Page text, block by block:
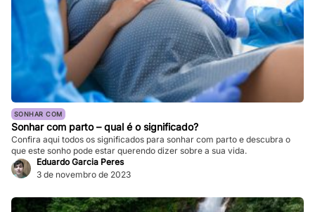
SONHAR COM
Sonhar com parto – qual é o significado?
Confira aqui todos os significados para sonhar com parto e descubra o
que este sonho pode estar querendo dizer sobre a sua vida.
Eduardo Garcia Peres
3 de novembro de 2023